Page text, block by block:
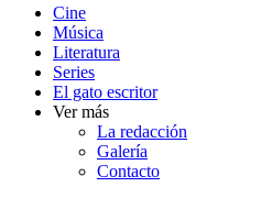
Cine
Música
Literatura
Series
El gato escritor
Ver más
La redacción
Galería
Contacto